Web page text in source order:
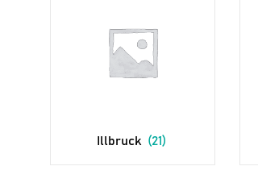
Illbruck (21)